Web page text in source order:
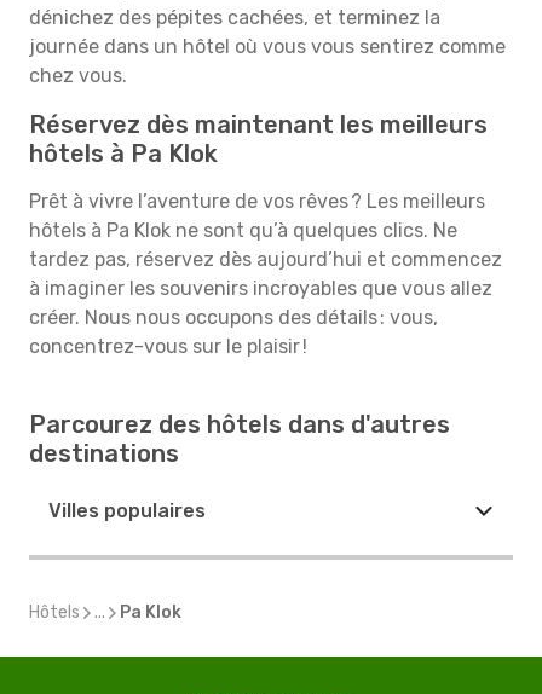
dénichez des pépites cachées, et terminez la
journée dans un hôtel où vous vous sentirez comme
chez vous.
Réservez dès maintenant les meilleurs
hôtels à Pa Klok
Prêt à vivre l’aventure de vos rêves ? Les meilleurs
hôtels à Pa Klok ne sont qu’à quelques clics. Ne
tardez pas, réservez dès aujourd’hui et commencez
à imaginer les souvenirs incroyables que vous allez
créer. Nous nous occupons des détails : vous,
concentrez-vous sur le plaisir !
Parcourez des hôtels dans d'autres
destinations
Villes populaires
Hôtels ... Pa Klok